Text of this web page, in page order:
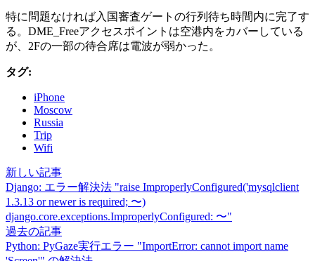
特に問題なければ入国審査ゲートの行列待ち時間内に完了す
る。DME_Freeアクセスポイントは空港内をカバーしている
が、2Fの一部の待合席は電波が弱かった。
タグ:
iPhone
Moscow
Russia
Trip
Wifi
新しい記事
Django: エラー解決法 "raise ImproperlyConfigured('mysqlclient
1.3.13 or newer is required; 〜)
django.core.exceptions.ImproperlyConfigured: 〜"
過去の記事
Python: PyGaze実行エラー "ImportError: cannot import name